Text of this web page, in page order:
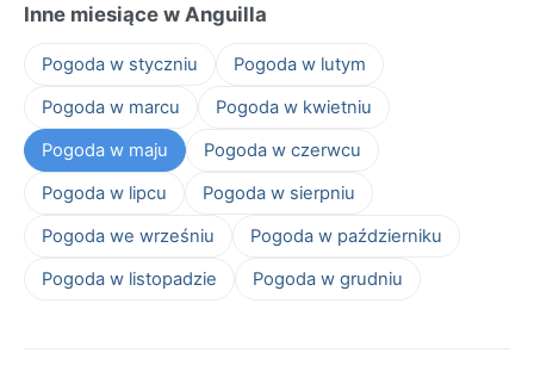
Inne miesiące w Anguilla
Pogoda w styczniu
Pogoda w lutym
Pogoda w marcu
Pogoda w kwietniu
Pogoda w maju
Pogoda w czerwcu
Pogoda w lipcu
Pogoda w sierpniu
Pogoda we wrześniu
Pogoda w październiku
Pogoda w listopadzie
Pogoda w grudniu